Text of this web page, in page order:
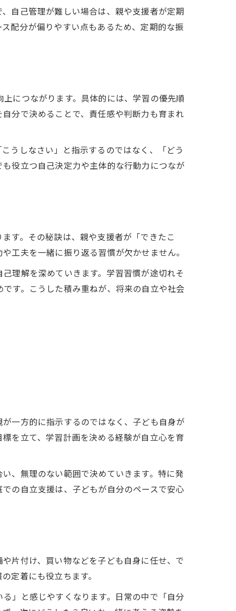
自己管理が難しい場合は、親や支援者が定期
配分が偏りやすい点もあるため、定期的な振
につながります。具体的には、学習の優先順
分で決めることで、責任感や判断力も育まれ
うしなさい」と指示するのではなく、「どう
役立つ自己決定力や主体的な行動力につなが
す。その秘訣は、親や支援者が「できたこ
工夫を一緒に振り返る習慣が欠かせません。
理解を深めていきます。学習習慣が途切れそ
す。こうした積み重ねが、将来の自立や社会
一方的に指示するのではなく、子ども自身が
を立て、学習計画を決める経験が自立心を育
、無理のない範囲で決めていきます。特に発
の自立支援は、子どもが自分のペースで安心
片付け、買い物などを子ども自身に任せ、で
定着にも役立ちます。
」と感じやすくなります。日常の中で「自分